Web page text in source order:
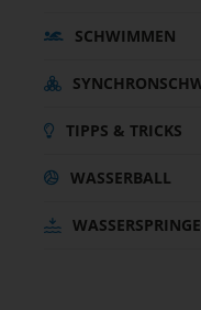
SCHWIMMEN
TIPPS & TRICKS
WASSERBALL